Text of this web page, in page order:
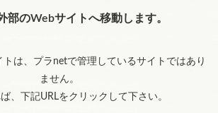
部のWebサイトへ移動します。
トは、プラnetで管理しているサイトではあり
ません。
、下記URLをクリックして下さい。